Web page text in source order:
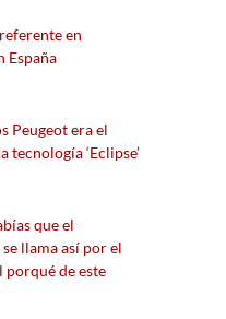
en
España
Peugeot era el
‘Eclipse’
que el
llama así por el
porqué de este